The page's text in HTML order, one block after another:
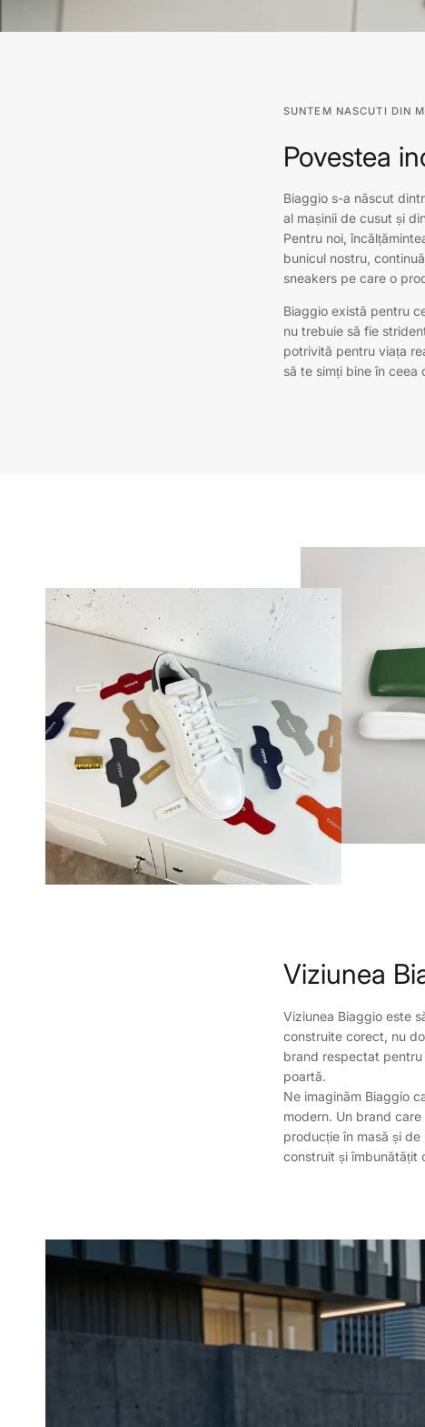
SUNTEM NASCUTI DIN
Povestea
Biaggio s-a născut
al mașinii de cusut și
Pentru noi,
bunicul nostru,
sneakers pe care o
Biaggio există pentru
nu trebuie să fie
potrivită pentru viața
să te simți bine în ceea
Viziunea
Viziunea Biaggio este
construite corect, nu
brand respectat pentru
poartă.
Ne imaginăm Biaggio
modern. Un brand
producție în masă și
construit și îmbunătățit